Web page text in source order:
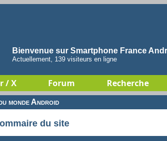
Bienvenue sur Smartphone France
Actuellement, 139 visiteurs en ligne
/ X Forum Recherche
monde Android
du site